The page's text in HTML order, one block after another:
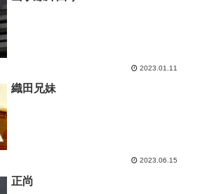
2023.01.11
織田兄妹
2023.06.15
正尚